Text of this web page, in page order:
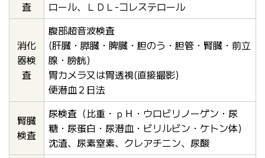
査
ロール、ＬＤＬ-コレステロール
消化
器検
査
腹部超音波検査
(肝臓・膵臓・脾臓・胆のう・胆管・腎臓・前立
腺・膀胱)
胃カメラ又は胃透視(直接撮影)
便潜血２日法
腎臓
検査
尿検査（比重・ｐＨ・ウロビリノーゲン・尿
糖・尿蛋白・尿潜血・ビリルビン・ケトン体)
沈渣、尿素窒素、クレアチニン、尿酸